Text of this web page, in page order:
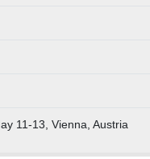
11-13, Vienna, Austria